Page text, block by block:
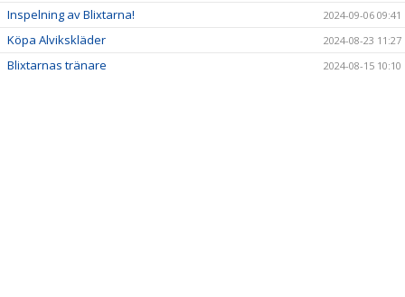
Inspelning av Blixtarna! 2024-09-06 09:41
Köpa Alvikskläder 2024-08-23 11:27
Blixtarnas tränare 2024-08-15 10:10